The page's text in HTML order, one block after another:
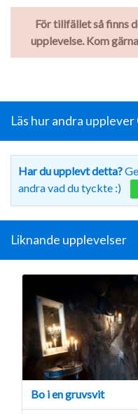
För tillfället så finns
upplevelse. Kom
Läs hur andra upplever
Har du upplevt detta?
andra vad du tyckte :)
Liknande upplevelser
Bo i en gruvsvit